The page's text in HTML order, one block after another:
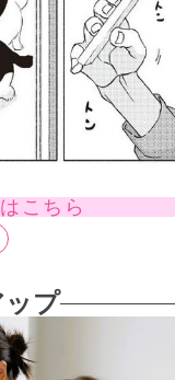
こちら
ップ